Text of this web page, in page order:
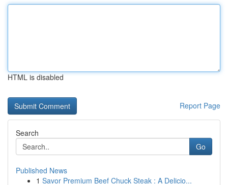
HTML is disabled
Report Page
Search
Go
Published News
1 Savor Premium Beef Chuck Steak : A Delicio...